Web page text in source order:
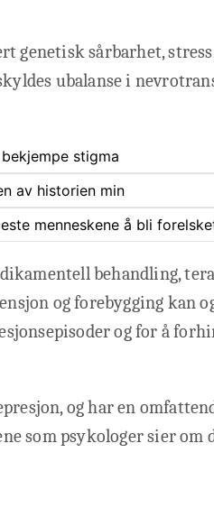
genetisk sårbarhet,
ubalanse i
stigma
av historien min
menneskene å bli
behandling,
og forebygging kan
og for å
og har en
som psykologer sier om